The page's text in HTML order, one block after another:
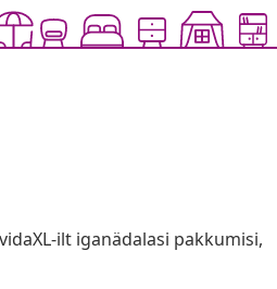
ilt iganädalasi pakkumisi,